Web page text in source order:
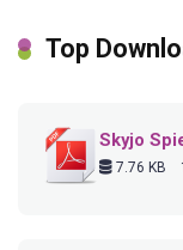
Top
Skyjo
7.76 KB